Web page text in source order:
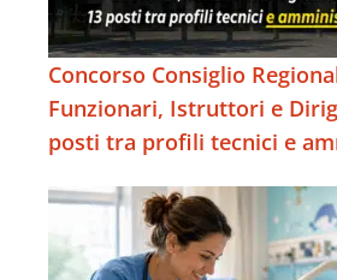
Concorso Consiglio
Funzionari, Istruttori e
posti tra profili tecnici e